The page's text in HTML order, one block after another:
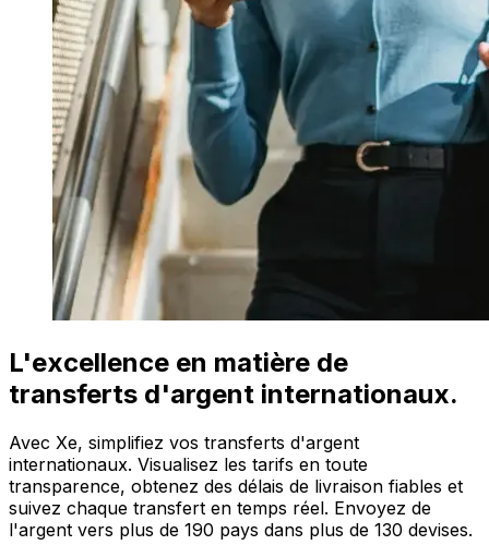
L'excellence en matière de
transferts d'argent internationaux.
Avec Xe, simplifiez vos transferts d'argent
internationaux. Visualisez les tarifs en toute
transparence, obtenez des délais de livraison fiables et
suivez chaque transfert en temps réel. Envoyez de
l'argent vers plus de 190 pays dans plus de 130 devises.